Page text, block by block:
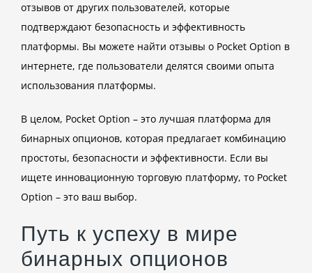
отзывов от других пользователей, которые
подтверждают безопасность и эффективность
платформы. Вы можете найти отзывы о Pocket Option в
интернете, где пользователи делятся своими опыта
использования платформы.
В целом, Pocket Option – это лучшая платформа для
бинарных опционов, которая предлагает комбинацию
простоты, безопасности и эффективности. Если вы
ищете инновационную торговую платформу, то Pocket
Option – это ваш выбор.
Путь к успеху в мире
бинарных опционов